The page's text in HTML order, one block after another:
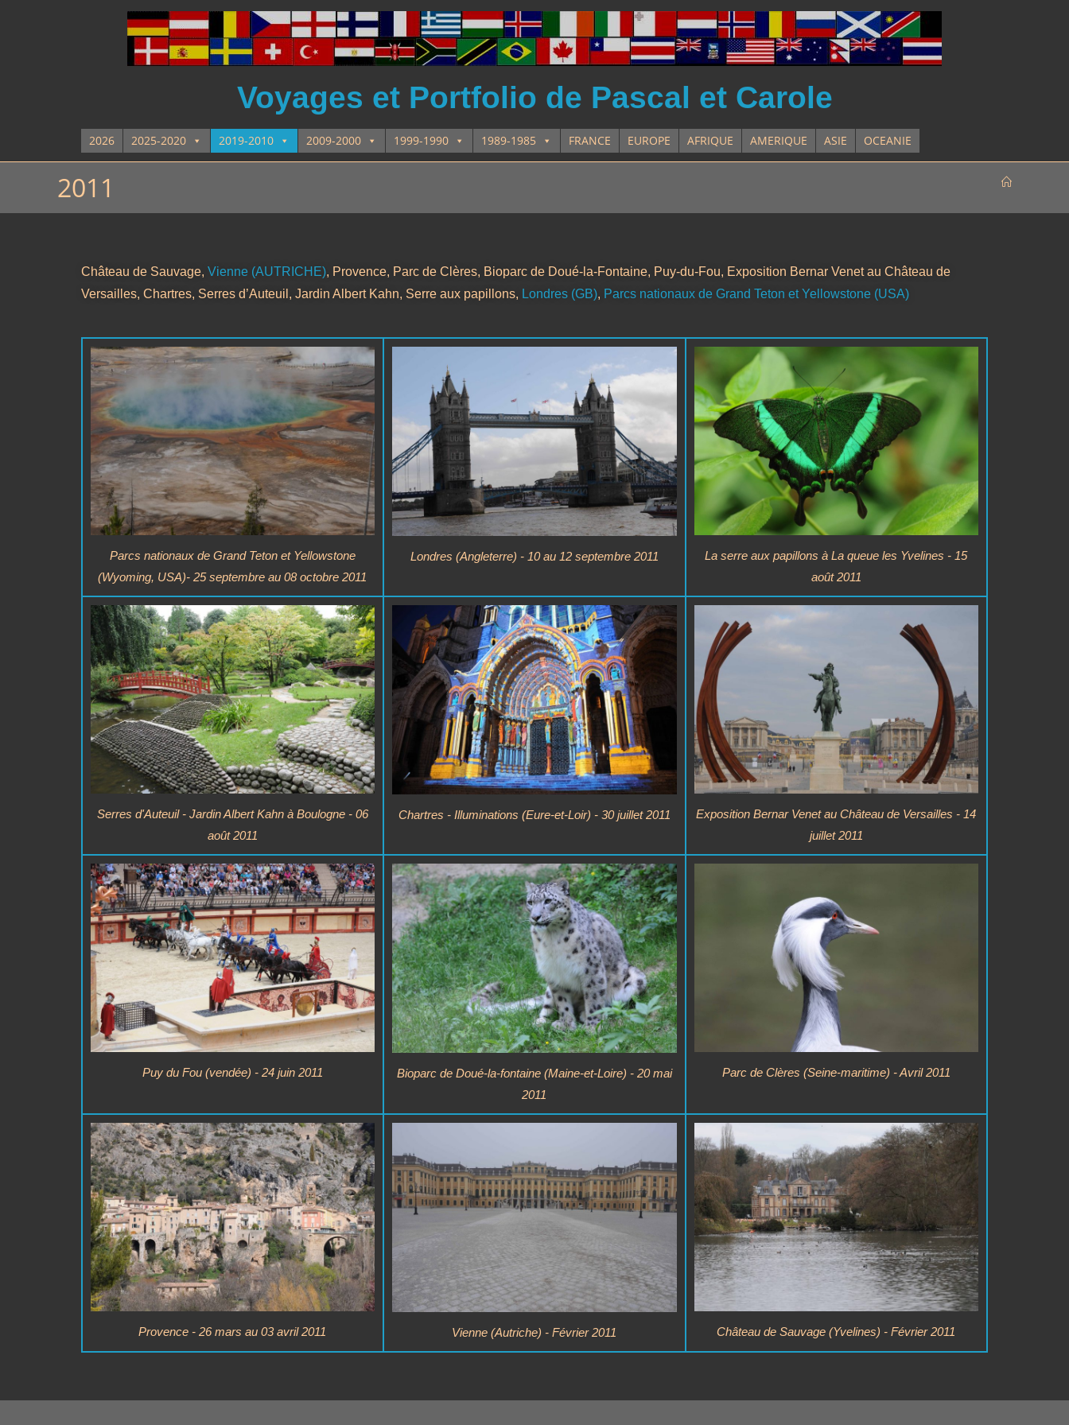
Voyages et Portfolio de Pascal et Carole
2026 2025-2020 2019-2010 2009-2000 1999-1990 1989-1985 FRANCE EUROPE AFRIQUE AMERIQUE ASIE OCEANIE
2011
Château de Sauvage, Vienne (AUTRICHE), Provence, Parc de Clères, Bioparc de Doué-la-Fontaine, Puy-du-Fou, Exposition Bernar Venet au Château de
Versailles, Chartres, Serres d’Auteuil, Jardin Albert Kahn, Serre aux papillons, Londres (GB), Parcs nationaux de Grand Teton et Yellowstone (USA)
Parcs nationaux de Grand Teton et Yellowstone
(Wyoming, USA)- 25 septembre au 08 octobre 2011
Londres (Angleterre) - 10 au 12 septembre 2011
La serre aux papillons à La queue les Yvelines - 15
août 2011
Serres d'Auteuil - Jardin Albert Kahn à Boulogne - 06
août 2011
Chartres - Illuminations (Eure-et-Loir) - 30 juillet 2011
Exposition Bernar Venet au Château de Versailles - 14
juillet 2011
Puy du Fou (vendée) - 24 juin 2011
Bioparc de Doué-la-fontaine (Maine-et-Loire) - 20 mai
2011
Parc de Clères (Seine-maritime) - Avril 2011
Provence - 26 mars au 03 avril 2011 Vienne (Autriche) - Février 2011 Château de Sauvage (Yvelines) - Février 2011